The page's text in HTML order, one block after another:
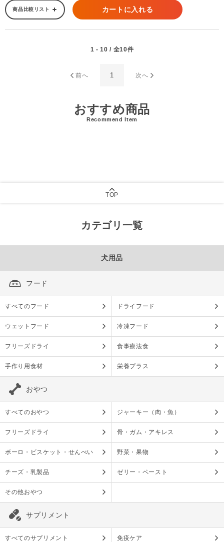
商品比較リスト カートに入れる
1 - 10 / 全10件
前へ 1 次へ
おすすめ商品
Recommend Item
TOP
カテゴリ一覧
犬用品
フード
すべてのフード ドライフード
ウェットフード 冷凍フード
フリーズドライ 食事療法食
手作り用食材 栄養プラス
おやつ
すべてのおやつ ジャーキー（肉・魚）
フリーズドライ 骨・ガム・アキレス
ボーロ・ビスケット・せんべい 野菜・果物
チーズ・乳製品 ゼリー・ペースト
その他おやつ
サプリメント
すべてのサプリメント 免疫ケア